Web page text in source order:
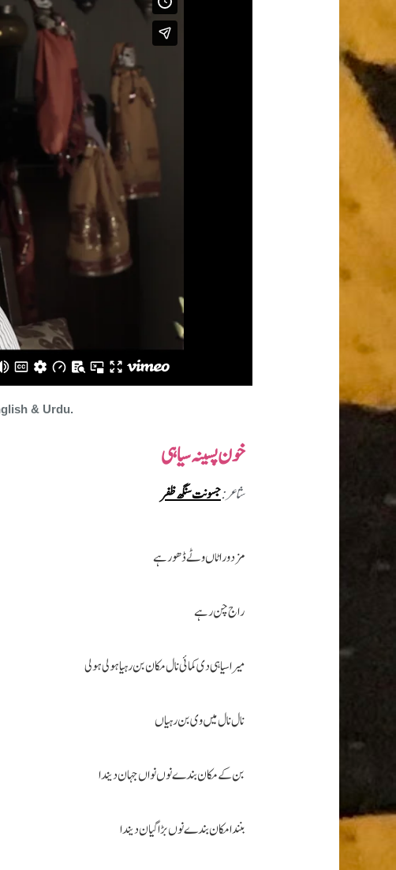
& Urdu.
خون پسینہ سیاہی
شاعر :جسونت سنگھ ظفر
مزدور اٹاں وٹے ڈھو رہے
راج چن رہے
میرا سیاہی دی کمائی نال مکان بن رہیا ہولی ہولی
نال نال میں وی بن رہیاں
بن کے مکان بندے نوں نواں جہان دیندا
بنندا مکان بندے نوں بڑا گیان دیندا